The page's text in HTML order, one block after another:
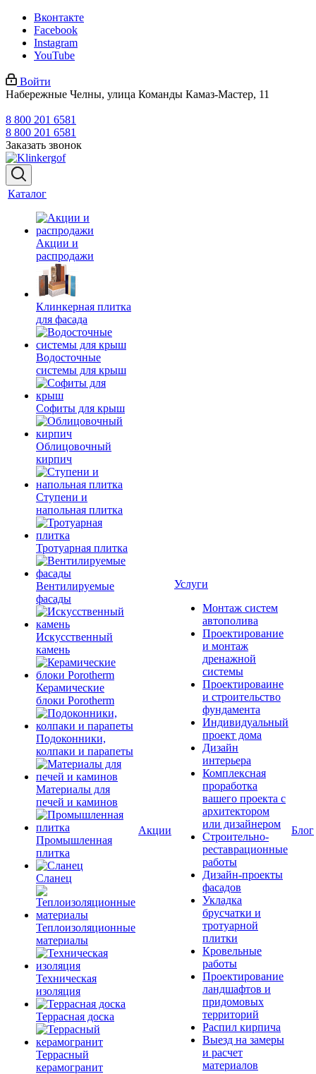
Вконтакте
Facebook
Instagram
YouTube
Войти
Набережные Челны, улица Команды Камаз-Мастер, 11
8 800 201 6581
8 800 201 6581
Заказать звонок
Каталог
Акции и
распродажи
Клинкерная плитка
для фасада
Водосточные
системы для крыш
Софиты для крыш
Облицовочный
кирпич
Ступени и
напольная плитка
Тротуарная плитка
Вентилируемые
фасады
Искусственный
камень
Керамические
блоки Porotherm
Подоконники,
колпаки и парапеты
Материалы для
печей и каминов
Промышленная
плитка
Сланец
Теплоизоляционные
материалы
Техническая
изоляция
Террасная доска
Террасный
керамогранит
Акции
Услуги
Монтаж систем
автополива
Проектирование
и монтаж
дренажной
системы
Проектироваине
и строительство
фундамента
Индивидуальный
проект дома
Дизайн
интерьера
Комплексная
проработка
вашего проекта с
архитектором
или дизайнером
Строительно-
реставрационные
работы
Дизайн-проекты
фасадов
Укладка
брусчатки и
тротуарной
плитки
Кровельные
работы
Проектирование
ландшафтов и
придомовых
территорий
Распил кирпича
Выезд на замеры
и расчет
материалов
Блог